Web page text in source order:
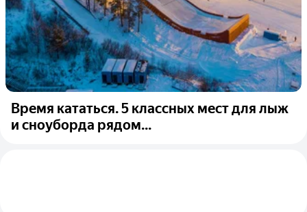
Время кататься. 5 классных мест для лыж
и сноуборда рядом...